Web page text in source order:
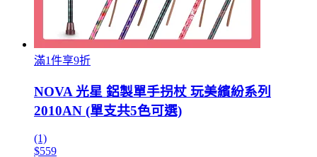
滿1件享9折
NOVA 光星 鋁製單手拐杖 玩美繽紛系列
2010AN (單支共5色可選)
(1)
$559